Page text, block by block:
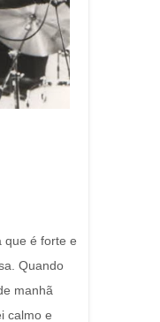
que é forte e
Quando
manhã
calmo e